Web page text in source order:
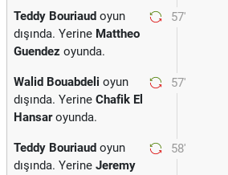
57'
Teddy Bouriaud oyun
dışında. Yerine Mattheo
Guendez oyunda.
57'
Walid Bouabdeli oyun
dışında. Yerine Chafik El
Hansaroyunda.
58'
Teddy Bouriaud oyun
dışında. Yerine Jeremy